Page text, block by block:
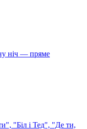
ніч — пряме
"Біл і Тед", "Де ти,